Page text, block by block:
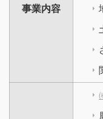
事業内容